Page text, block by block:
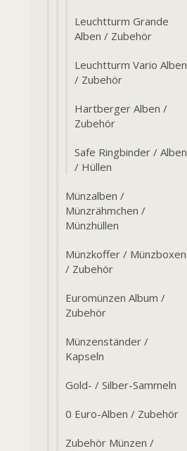
Leuchtturm Grande
Alben / Zubehör
Leuchtturm Vario Alben
/ Zubehör
Hartberger Alben /
Zubehör
Safe Ringbinder / Alben
/ Hüllen
Münzalben /
Münzrähmchen /
Münzhüllen
Münzkoffer / Münzboxen
/ Zubehör
Euromünzen Album /
Zubehör
Münzenständer /
Kapseln
Gold- / Silber-Sammeln
0 Euro-Alben / Zubehör
Zubehör Münzen /